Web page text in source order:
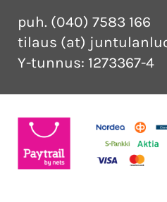
puh. (040) 7583 166
tilaus (at)
Y-tunnus: 1273367-4